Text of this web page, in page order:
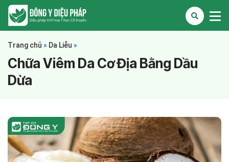
Trang chủ » Da Liễu »
Chữa Viêm Da Cơ Địa Bằng Dầu
Dừa